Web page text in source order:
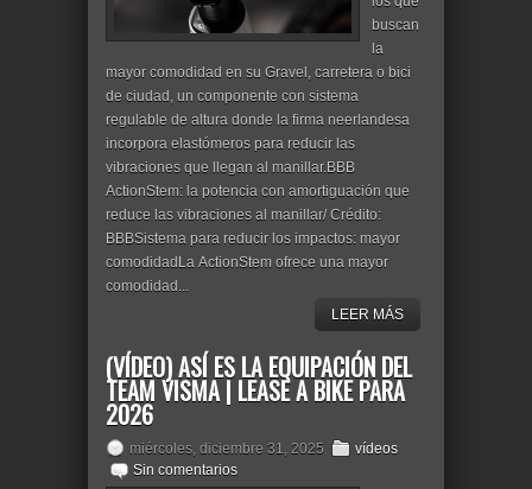
buscan
la
mayor comodidad en su Gravel, carretera o bici
de ciudad, un componente con sistema
regulable de altura donde la firma neerlandesa
incorpora elastómeros para reducir las
vibraciones que llegan al manillar.BBB
ActionStem: la potencia con amortiguación que
reduce las vibraciones al manillar/ Crédito:
BBBSistema para reducir los impactos: mayor
comodidadLa ActionStem ofrece una mayor
comodidad...
LEER MÁS
(VÍDEO) ASÍ ES LA EQUIPACIÓN DEL
TEAM VISMA | LEASE A BIKE PARA
2026
miércoles, diciembre 31, 2025
vídeos
Sin comentarios